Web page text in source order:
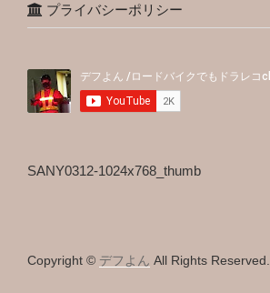
プライバシーポリシー
SANY0312-1024x768_thumb
Copyright © デフよん All Rights Reserved.